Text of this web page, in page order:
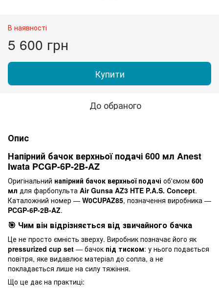
В наявності
5 600 грн
Купити
До обраного
Опис
Напірний бачок верхньої подачі 600 мл Anest
Iwata PCGP-6P-2B-AZ
Оригінальний напірний бачок верхньої подачі об'ємом 600
мл для фарбопульта Air Gunsa AZ3 HTE P.A.S. Concept.
Каталожний номер — W0CUPAZ85, позначення виробника —
PCGP-6P-2B-AZ.
🎯 Чим він відрізняється від звичайного бачка
Це не просто ємність зверху. Виробник позначає його як
pressurized cup set — бачок під тиском: у нього подається
повітря, яке видавлює матеріал до сопла, а не
покладається лише на силу тяжіння.
Що це дає на практиці: